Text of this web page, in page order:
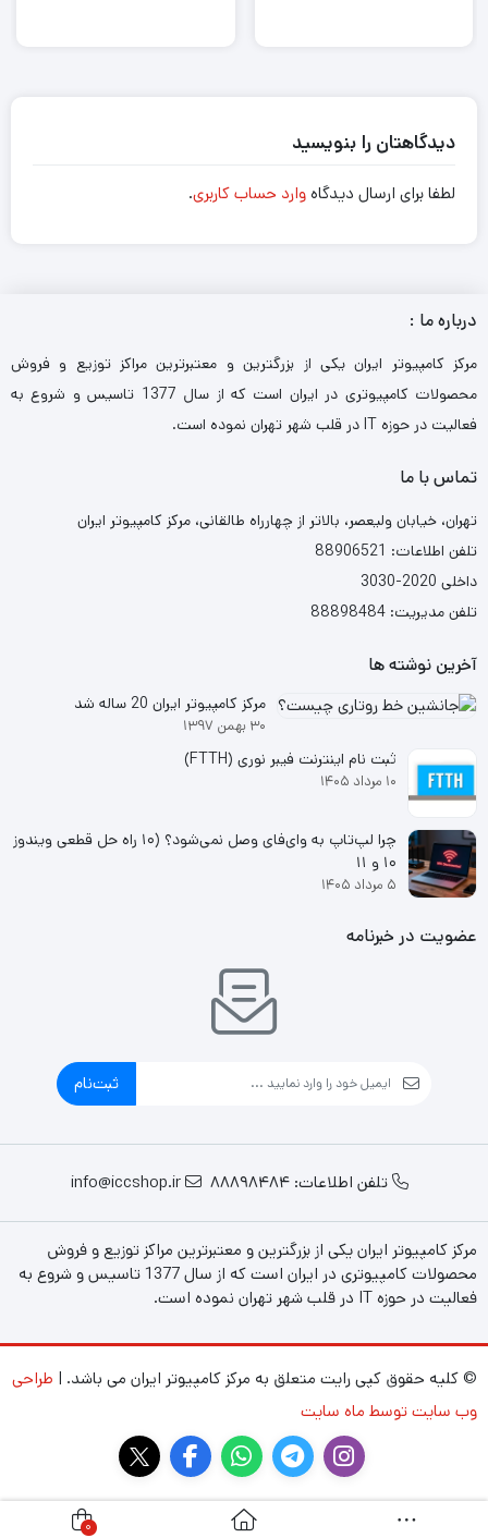
دیدگاهتان را بنویسید
لطفا برای ارسال دیدگاهوارد حساب کاربری.
درباره ما :
مرکز کامپیوتر ایران یکی از بزرگترین و معتبرترین مراکز توزیع و فروش
محصولات کامپیوتری در ایران است که از سال 1377 تاسیس و شروع به
فعالیت در حوزه IT در قلب شهر تهران نموده است.
تماس با ما
تهران، خیابان ولیعصر، بالاتر از چهارراه طالقانی، مرکز کامپیوتر ایران
تلفن اطلاعات: 88906521
داخلی 2020-3030
تلفن مدیریت: 88898484
آخرین نوشته ها
مرکز کامپیوتر ایران 20 ساله شد
۳۰ بهمن ۱۳۹۷
ثبت نام اینترنت فیبر نوری (FTTH)
۱۰ مرداد ۱۴۰۵
چرا لپ‌تاپ به وای‌فای وصل نمی‌شود؟ (۱۰ راه حل قطعی ویندوز
۱۰ و ۱۱
۵ مرداد ۱۴۰۵
عضویت در خبرنامه
ثبت‌نام
تلفن اطلاعات: 88898484 info@iccshop.ir
مرکز کامپیوتر ایران یکی از بزرگترین و معتبرترین مراکز توزیع و فروش
محصولات کامپیوتری در ایران است که از سال 1377 تاسیس و شروع به
فعالیت در حوزه IT در قلب شهر تهران نموده است.
© کلیه حقوق کپی رایت متعلق به مرکز کامپیوتر ایران می باشد. | طراحی
وب سایت توسط ماه سایت
0